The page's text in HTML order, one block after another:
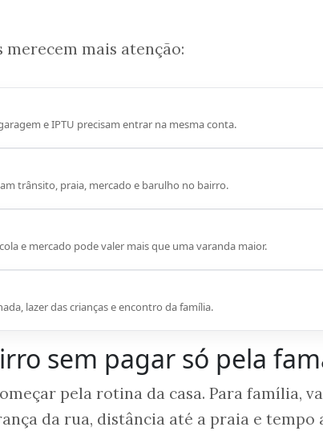
merecem mais atenção:
e IPTU precisam entrar na mesma conta.
trânsito, praia, mercado e barulho no bairro.
e mercado pode valer mais que uma varanda maior.
lazer das crianças e encontro da família.
sem pagar só pela
pela rotina da casa. Para família,
da rua, distância até a praia e tempo